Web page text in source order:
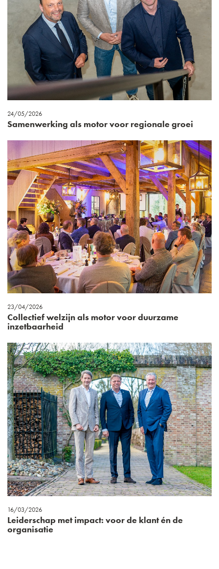
24/05/2026
Samenwerking als motor voor regionale groei
23/04/2026
Collectief welzijn als motor voor duurzame
inzetbaarheid
16/03/2026
Leiderschap met impact: voor de klant én de
organisatie